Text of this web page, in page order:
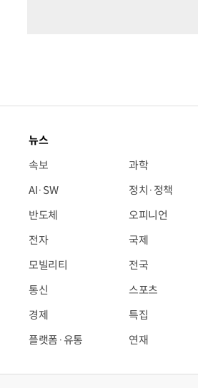
뉴스
속보
AI·SW
반도체
전자
모빌리티
통신
경제
플랫폼·유통
과학
정치·정책
오피니언
국제
전국
스포츠
특집
연재